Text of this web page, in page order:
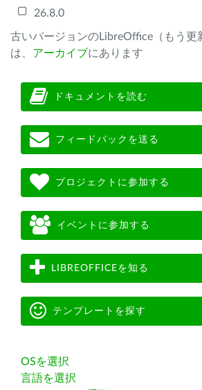
26.8.0
古いバージョンのLibreOffice（もう更
は、 アーカイブにあります
ドキュメントを読む
フィードバックを送る
プロジェクトに参加する
イベントに参加する
LIBREOFFICEを知る
テンプレートを探す
OSを選択
言語を選択